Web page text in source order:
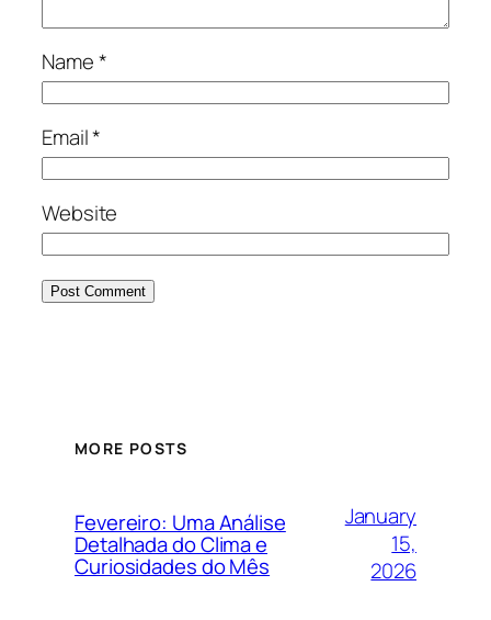
Name*
Email*
Website
MORE POSTS
Fevereiro: Uma Análise
Detalhada do Clima e
Curiosidades do Mês
January
15,
2026